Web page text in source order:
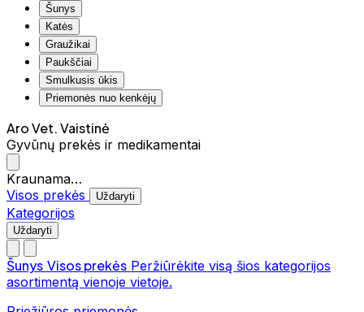
Šunys
Katės
Graužikai
Paukščiai
Smulkusis ūkis
Priemonės nuo kenkėjų
Aro Vet. Vaistinė
Gyvūnų prekės ir medikamentai
Kraunama…
Visos prekės
Uždaryti
Kategorijos
Uždaryti
Šunys Visos prekės Peržiūrėkite visą šios kategorijos
asortimentą vienoje vietoje.